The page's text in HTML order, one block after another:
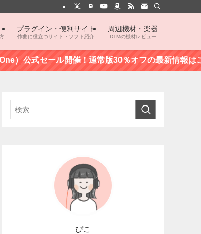
プラグイン・便利サイト
作曲に役立つサイト・ソフト紹介
周辺機材・楽器
DTMの機材レビュー
開催！通常版30％オフの最新情報はこちら
ぴこ